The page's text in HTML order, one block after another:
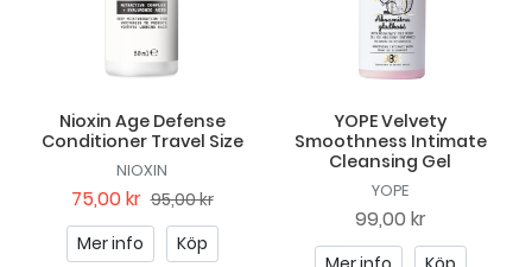
Nioxin Age Defense
Conditioner Travel Size
NIOXIN
75,00 kr 95,00 kr
Mer info
Köp
YOPE Velvety
Smoothness Intimate
Cleansing Gel
YOPE
99,00 kr